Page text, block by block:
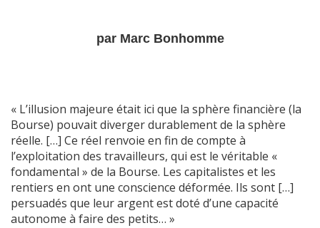
par Marc Bonhomme
« L’illusion majeure était ici que la sphère financière (la
Bourse) pouvait diverger durablement de la sphère
réelle. […] Ce réel renvoie en fin de compte à
l’exploitation des travailleurs, qui est le véritable «
fondamental » de la Bourse. Les capitalistes et les
rentiers en ont une conscience déformée. Ils sont […]
persuadés que leur argent est doté d’une capacité
autonome à faire des petits… »